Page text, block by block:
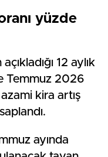
yüzde
12 aylık
Temmuz 2026
kira artış
ayında